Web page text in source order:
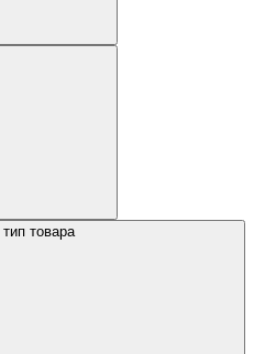
товара